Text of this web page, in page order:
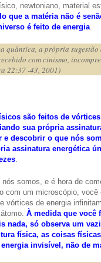
newtoniano, material
que a matéria não é
é feito de energia
quântica, a própria
com cinismo,
22:37 -43, 2001)
são feitos de
sua própria
descobrir o que nós
assinatura energética
.
somos, e é hora de
um microscópio, você
de energia
À medida que você
nada, só observa um
física, as coisas
invisível, não de